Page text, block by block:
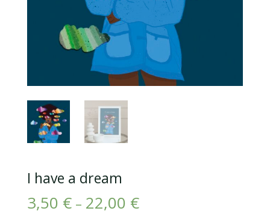
I have a dream
3,50 €– 22,00 €